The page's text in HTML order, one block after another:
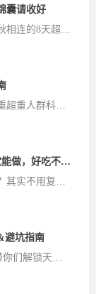
囊请收好
超简单家常减脂餐，3种食材就能做，好吃不挨饿！
避坑指南